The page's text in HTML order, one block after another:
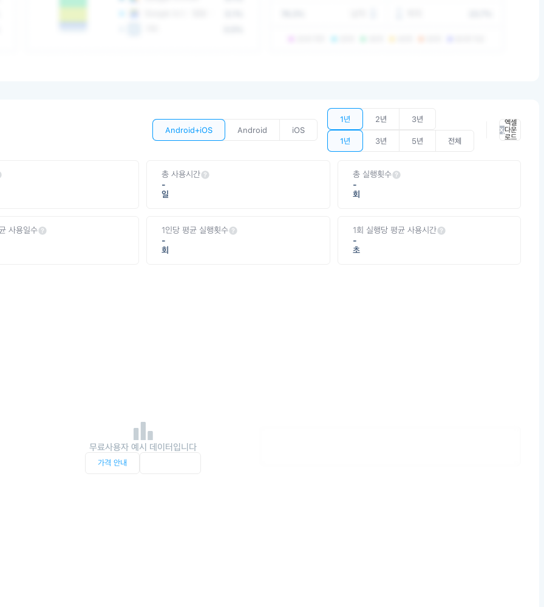
Android+iOS Android iOS
1년 2년 3년
1년 3년 5년 전체
엑셀
다운
로드
총 사용시간
-
일
총 실행횟수
-
회
사용일수
1인당 평균 실행횟수
-
회
1회 실행당 평균 사용시간
-
초
무료사용자 예시 데이터입니다
가격 안내